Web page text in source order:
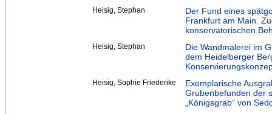
Heisig, Stephan
Der Fund eines
Frankfurt am Main.
konservatorischen
Heisig, Stephan
Die Wandmalerei im
dem Heidelberger
Heisig, Sophie Friederike
Exemplarische
Grubenbefunden der
„Königsgrab“ von